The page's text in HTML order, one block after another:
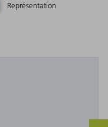
Représentation